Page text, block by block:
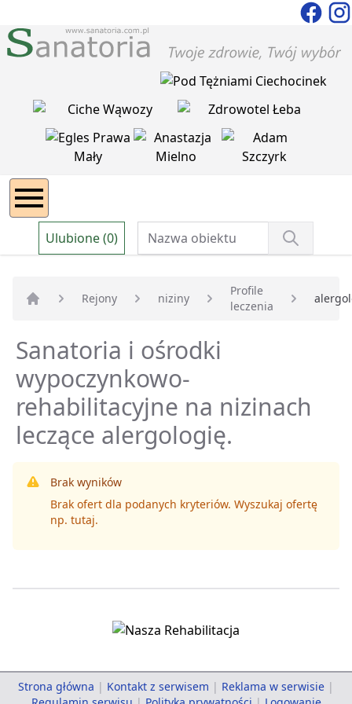
Ulubione (0)
Rejony niziny
Profile
leczenia
Sanatoria i ośrodki
wypoczynkowo-
rehabilitacyjne na nizinach
leczące alergologię.
Brak wyników
Brak ofert dla podanych kryteriów. Wyszukaj ofertę
np. tutaj.
Strona główna | Kontakt z serwisem | Reklama w serwisie |